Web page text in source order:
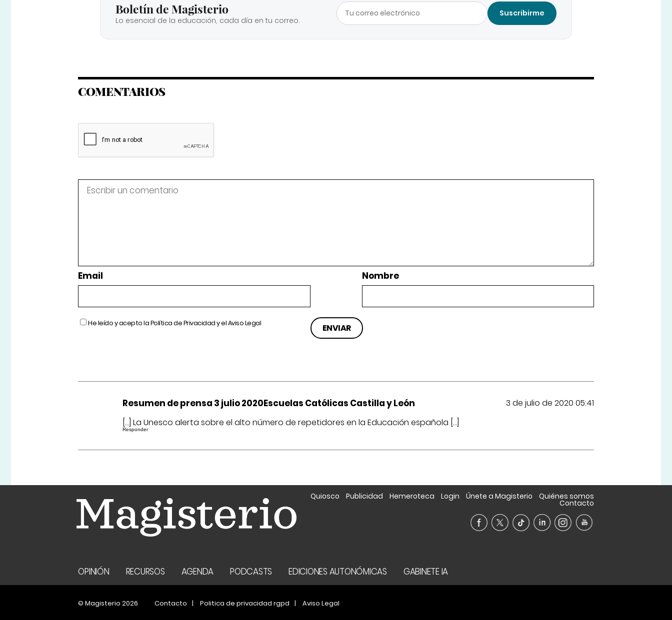
Boletín de Magisterio
Lo esencial de la educación, cada día en tu correo.
Suscribirme
COMENTARIOS
Email Nombre
He leído y acepto laPolítica de Privacidady elAviso Legal
Resumen de prensa 3 julio 2020Escuelas Católicas Castilla y León
3 de julio de 2020 05:41
[…] La Unesco alerta sobre el alto número de repetidores en la Educación española […]
Responder
Quiosco Publicidad Hemeroteca Login Únete a Magisterio Quiénes somos
Contacto
OPINIÓN RECURSOS AGENDA PODCASTS EDICIONES AUTONÓMICAS GABINETE IA
© Magisterio 2026 Contacto Politica de privacidad rgpd Aviso Legal